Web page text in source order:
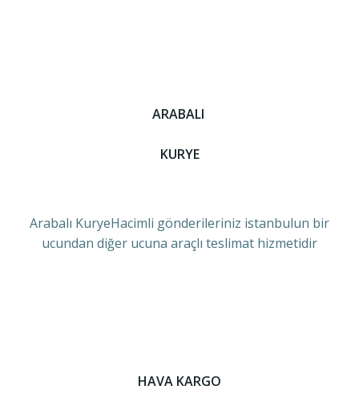
ARABALI
KURYE
Arabalı KuryeHacimli gönderileriniz istanbulun bir
ucundan diğer ucuna araçlı teslimat hizmetidir
HAVA KARGO